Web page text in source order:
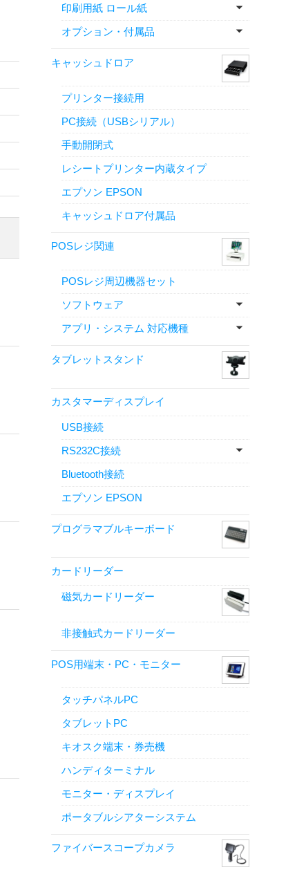
印刷用紙 ロール紙
オプション・付属品
キャッシュドロア
プリンター接続用
PC接続（USBシリアル）
手動開閉式
レシートプリンター内蔵タイプ
エプソン EPSON
キャッシュドロア付属品
POSレジ関連
POSレジ周辺機器セット
ソフトウェア
アプリ・システム 対応機種
タブレットスタンド
カスタマーディスプレイ
USB接続
RS232C接続
Bluetooth接続
エプソン EPSON
プログラマブルキーボード
カードリーダー
磁気カードリーダー
非接触式カードリーダー
POS用端末・PC・モニター
タッチパネルPC
タブレットPC
キオスク端末・券売機
ハンディターミナル
モニター・ディスプレイ
ポータブルシアターシステム
ファイバースコープカメラ